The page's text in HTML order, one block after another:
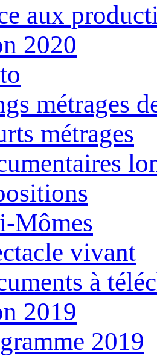
aux
2020
métrages
métrages
Mômes
vivant
à
2019
2019